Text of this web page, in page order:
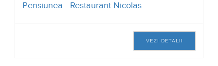
Pensiunea - Restaurant Nicolas
VEZI DETALII